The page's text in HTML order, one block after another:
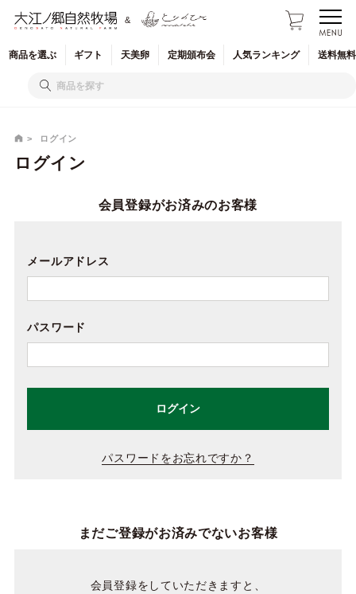
&
商品を選ぶ ギフト 天美卵 定期頒布会 人気ランキング 送料無
ログイン
ログイン
会員登録がお済みのお客様
メールアドレス
パスワード
ログイン
パスワードをお忘れですか？
まだご登録がお済みでないお客様
会員登録をしていただきますと、